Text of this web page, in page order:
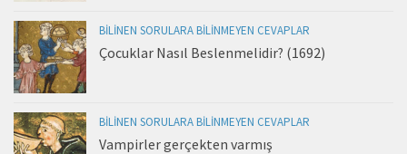
BILINEN SORULARA BILINMEYEN CEVAPLAR
Çocuklar Nasıl Beslenmelidir? (1692)
BILINEN SORULARA BILINMEYEN CEVAPLAR
Vampirler gerçekten varmış